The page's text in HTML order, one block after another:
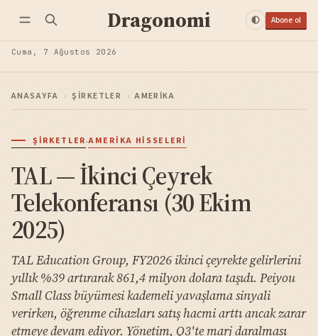
Dragonomi Abone ol
Cuma, 7 Ağustos 2026
ANASAYFA › ŞIRKETLER › AMERIKA
ŞIRKETLER·AMERIKA HISSELERI
TAL — İkinci Çeyrek
Telekonferansı (30 Ekim
2025)
TAL Education Group, FY2026 ikinci çeyrekte gelirlerini
yıllık %39 artırarak 861,4 milyon dolara taşıdı. Peiyou
Small Class büyümesi kademeli yavaşlama sinyali
verirken, öğrenme cihazları satış hacmi arttı ancak zarar
etmeye devam ediyor. Yönetim, Q3'te marj daralması